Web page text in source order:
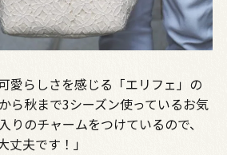
愛らしさを感じる「エリフェ」の
ら秋まで3シーズン使っているお気
りのチャームをつけているので、
丈夫です！」